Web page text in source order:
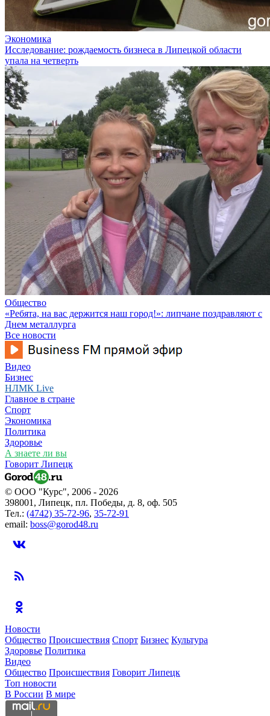
Экономика
Исследование: рождаемость бизнеса в Липецкой области
упала на четверть
Общество
«Ребята, на вас держится наш город!»: липчане поздравляют с
Днем металлурга
Все новости
Видео
Бизнес
НЛМК Live
Главное в стране
Спорт
Экономика
Политика
Здоровье
А знаете ли вы
Говорит Липецк
© ООО "Курс", 2006 - 2026
398001, Липецк, пл. Победы, д. 8, оф. 505
Тел.: (4742) 35-72-96, 35-72-91
email: boss@gorod48.ru
Новости
Общество Происшествия Спорт Бизнес Культура
Здоровье Политика
Видео
Общество Происшествия Говорит Липецк
Топ новости
В России В мире